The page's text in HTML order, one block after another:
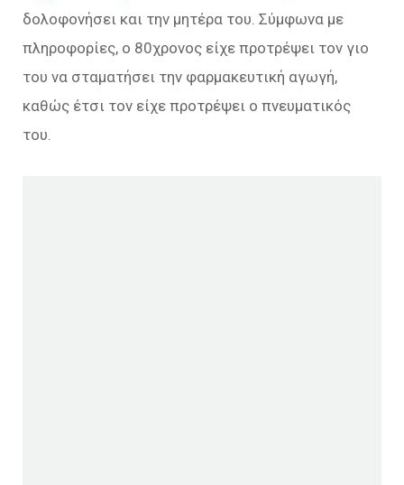
δολοφονήσει και την μητέρα του. Σύμφωνα με
πληροφορίες, ο 80χρονος είχε προτρέψει τον γιο
του να σταματήσει την φαρμακευτική αγωγή,
καθώς έτσι τον είχε προτρέψει ο πνευματικός
του.